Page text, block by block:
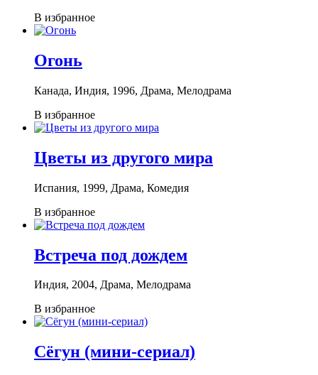
В избранное
Огонь
Канада, Индия, 1996, Драма, Мелодрама
В избранное
Цветы из другого мира
Испания, 1999, Драма, Комедия
В избранное
Встреча под дождем
Индия, 2004, Драма, Мелодрама
В избранное
Сёгун (мини-сериал)